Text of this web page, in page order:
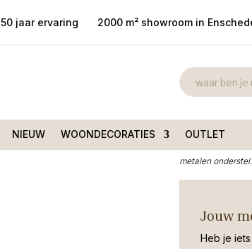
50 jaar ervaring 2000 m² showroom in
NIEUW WOONDECORATIES OUTLET
60×60
€
metalen onderstel.
Jouw
Heb je